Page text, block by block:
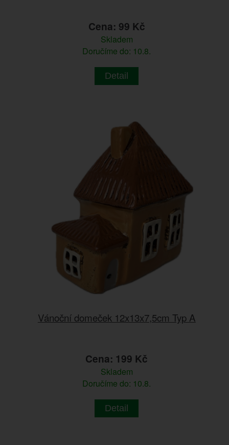
Cena: 99 Kč
Skladem
Doručíme do: 10.8.
Detail
Vánoční domeček 12x13x7,5cm Typ A
Cena: 199 Kč
Skladem
Doručíme do: 10.8.
Detail